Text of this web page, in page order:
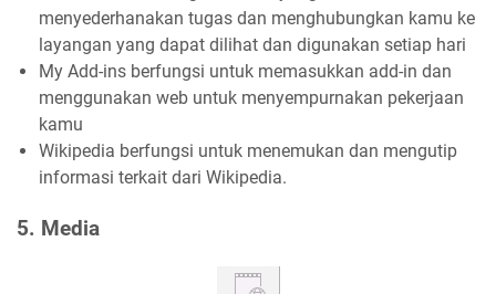
menyederhanakan tugas dan menghubungkan kamu ke
layangan yang dapat dilihat dan digunakan setiap hari
My Add-ins berfungsi untuk memasukkan add-in dan
menggunakan web untuk menyempurnakan pekerjaan
kamu
Wikipedia berfungsi untuk menemukan dan mengutip
informasi terkait dari Wikipedia.
5. Media